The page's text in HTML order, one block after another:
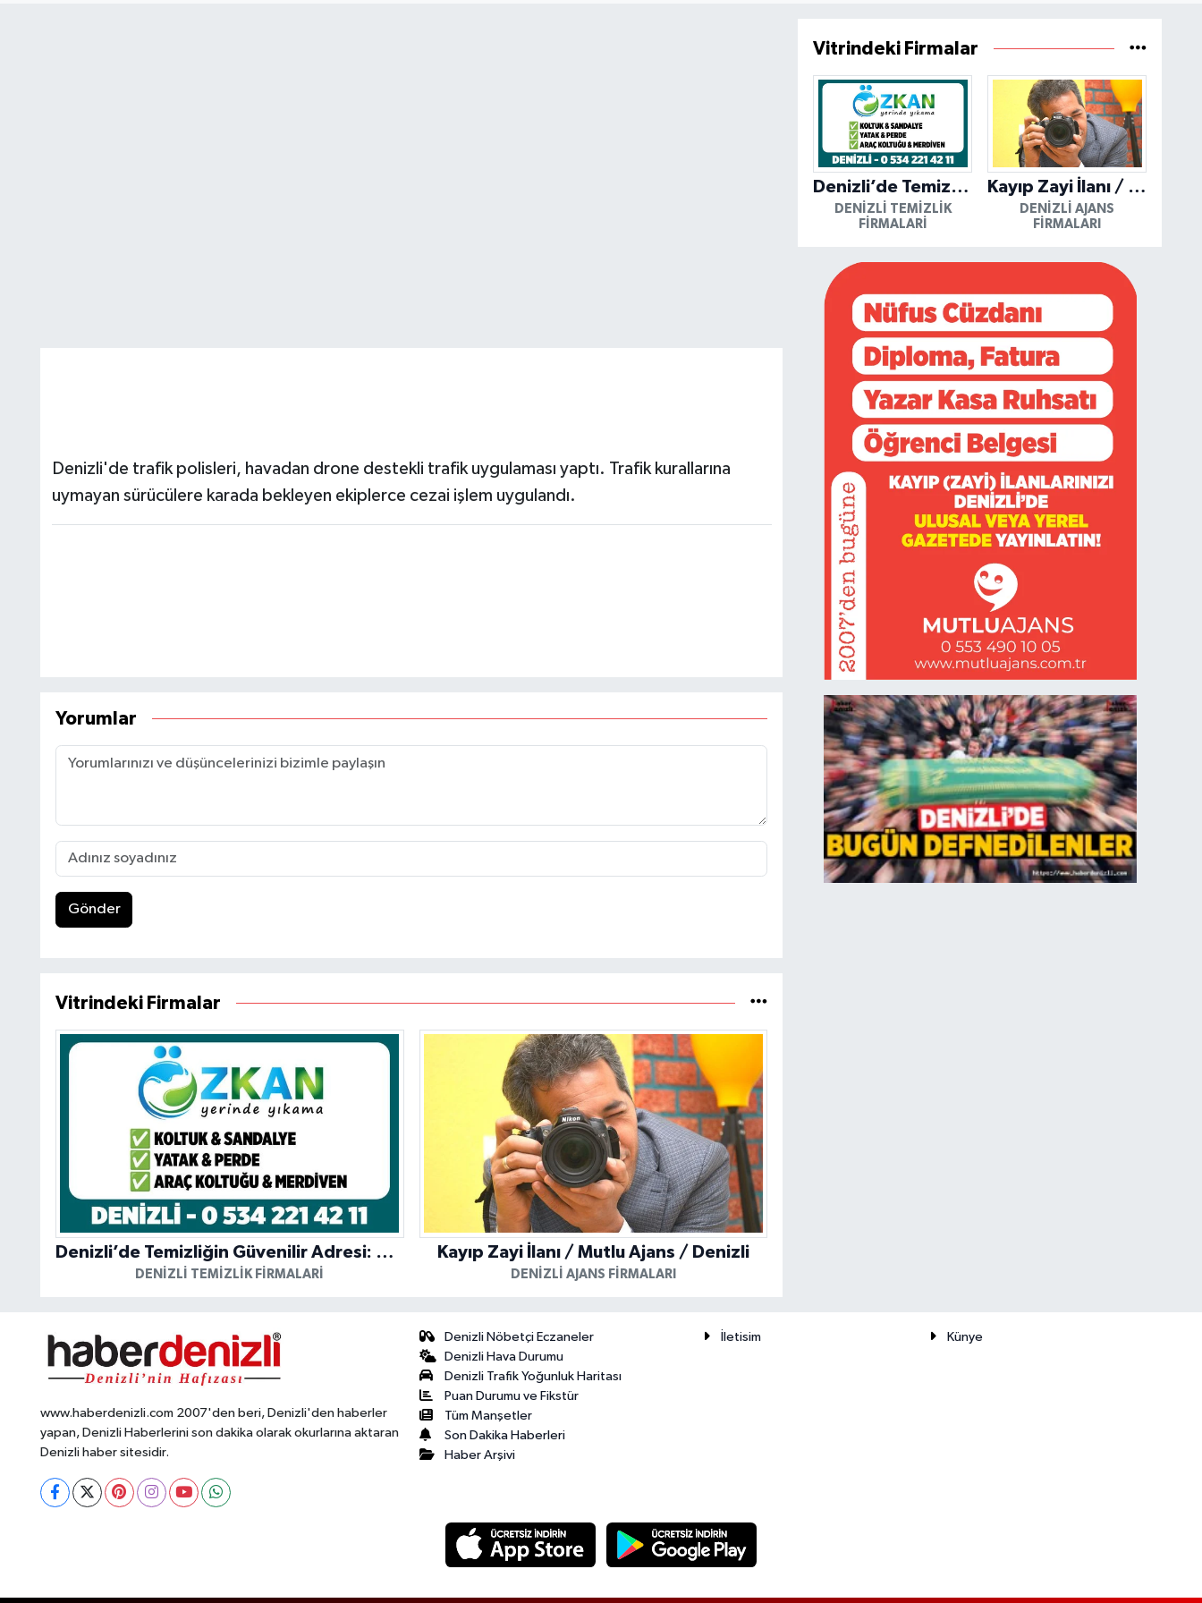
Denizli'de trafik polisleri, havadan drone destekli trafik uygulaması yaptı. Trafik kurallarına
uymayan sürücülere karada bekleyen ekiplerce cezai işlem uygulandı.
Yorumlar
Gönder
Vitrindeki Firmalar
Denizli’de Temizliğin Güvenilir Adresi: Özkan Yerinde Yıkama
DENIZLI TEMIZLIK FIRMALARI
Kayıp Zayi İlanı / Mutlu Ajans / Denizli
DENIZLI AJANS FIRMALARI
Vitrindeki Firmalar
Denizli’de Temizliğin Güvenilir Adresi: Özkan Yerinde Yıkama
DENIZLI TEMIZLIK
FIRMALARI
Kayıp Zayi İlanı / Mutlu Ajans / Denizli
DENIZLI AJANS
FIRMALARI
www.haberdenizli.com 2007'den beri, Denizli'den haberler
yapan, Denizli Haberlerini son dakika olarak okurlarına aktaran
Denizli haber sitesidir.
Denizli Nöbetçi Eczaneler
Denizli Hava Durumu
Denizli Trafik Yoğunluk Haritası
Puan Durumu ve Fikstür
Tüm Manşetler
Son Dakika Haberleri
Haber Arşivi
İletisim Künye